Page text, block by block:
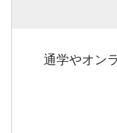
通学やオン